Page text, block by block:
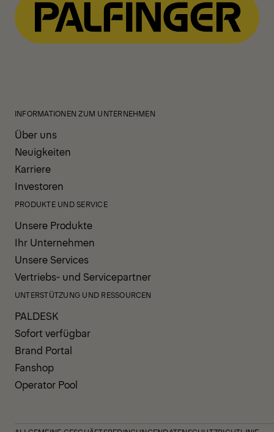
INFORMATIONEN ZUM UNTERNEHMEN
Über uns
Neuigkeiten
Karriere
Investoren
PRODUKTE UND SERVICE
Unsere Produkte
Ihr Unternehmen
Unsere Services
Vertriebs- und Servicepartner
UNTERSTÜTZUNG UND RESSOURCEN
PALDESK
Sofort verfügbar
Brand Portal
Fanshop
Operator Pool